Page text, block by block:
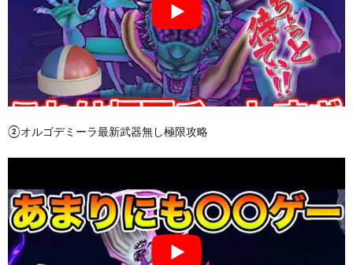
②オルゴデミーラ最新武器無し極限攻略